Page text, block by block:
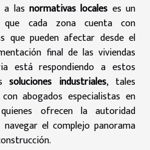
a las normativas locales es un
cada zona cuenta con
que pueden afectar desde el
final de las viviendas
está respondiendo a estos
soluciones industriales, tales
abogados especialistas en
ofrecen la autoridad
el complejo panorama